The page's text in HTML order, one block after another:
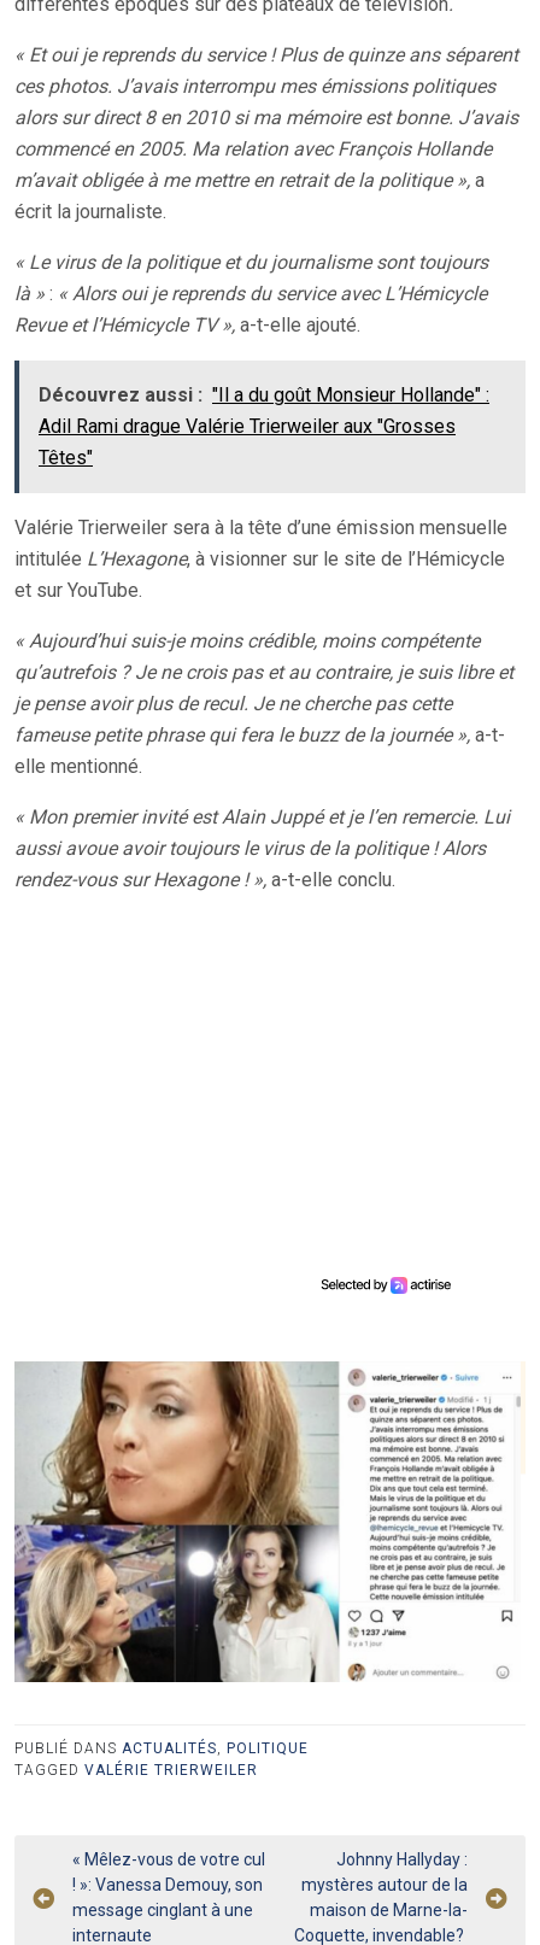
« Et oui je reprends du service ! Plus de quinze ans séparent
ces photos. J’avais interrompu mes émissions politiques
alors sur direct 8 en 2010 si ma mémoire est bonne. J’avais
commencé en 2005. Ma relation avec François Hollande
m’avait obligée à me mettre en retrait de la politique », a
écrit la journaliste.
« Le virus de la politique et du journalisme sont toujours
là » : « Alors oui je reprends du service avec L’Hémicycle
Revue et l’Hémicycle TV », a-t-elle ajouté.
Découvrez aussi : "Il a du goût Monsieur Hollande" :
Adil Rami drague Valérie Trierweiler aux "Grosses
Têtes"
Valérie Trierweiler sera à la tête d’une émission mensuelle
intitulée L’Hexagone, à visionner sur le site de l’Hémicycle
et sur YouTube.
« Aujourd’hui suis-je moins crédible, moins compétente
qu’autrefois ? Je ne crois pas et au contraire, je suis libre et
je pense avoir plus de recul. Je ne cherche pas cette
fameuse petite phrase qui fera le buzz de la journée », a-t-
elle mentionné.
« Mon premier invité est Alain Juppé et je l’en remercie. Lui
aussi avoue avoir toujours le virus de la politique ! Alors
rendez-vous sur Hexagone ! », a-t-elle conclu.
PUBLIÉ DANS ACTUALITÉS
POLITIQUE
TAGGED VALÉRIE TRIERWEILER
Navigation
de
l’article
« Mêlez-vous de votre cul
! »: Vanessa Demouy, son
message cinglant à une
internaute
Johnny Hallyday :
mystères autour de la
maison de Marne-la-
Coquette, invendable?